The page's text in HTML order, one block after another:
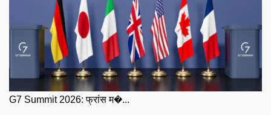
G7 Summit 2026: फ्रांस म�...